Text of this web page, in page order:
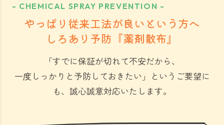
- CHEMICAL SPRAY PREVENTION -
やっぱり従来工法が良いという方へ
しろあり予防『薬剤散布』
「すでに保証が切れて不安だから、
一度しっかりと予防しておきたい」 というご要望に
も、誠心誠意対応いたします。